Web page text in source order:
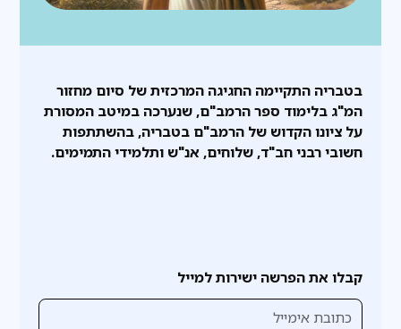
קבלו את הפרשה ישירות למייל
בטבריה התקיימה החגיגה המרכזית של סיום מחזור
המ"ג בלימוד ספר הרמב"ם, שנערכה במיטב המסורת
על ציונו הקדוש של הרמב"ם בטבריה, בהשתתפות
חשובי רבני חב"ד, שלוחים, אנ"ש ותלמידי התמימים.